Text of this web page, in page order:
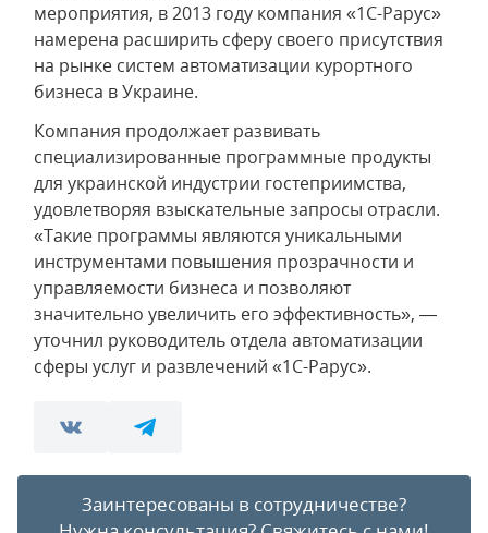
мероприятия, в 2013 году компания «1С-Рарус»
намерена расширить сферу своего присутствия
на рынке систем автоматизации курортного
бизнеса в Украине.
Компания продолжает развивать
специализированные программные продукты
для украинской индустрии гостеприимства,
удовлетворяя взыскательные запросы отрасли.
«Такие программы являются уникальными
инструментами повышения прозрачности и
управляемости бизнеса и позволяют
значительно увеличить его эффективность», —
уточнил руководитель отдела автоматизации
сферы услуг и развлечений «1С-Рарус».
Заинтересованы в сотрудничестве?